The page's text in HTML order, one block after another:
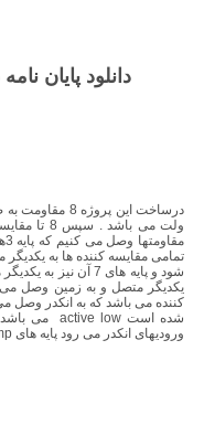
دانلود پایان
کننده می باشد که به انکدر وصل
ورودیهای انکدر می رود پایه های op amp در شکل 2-12 نشان داده شده است.